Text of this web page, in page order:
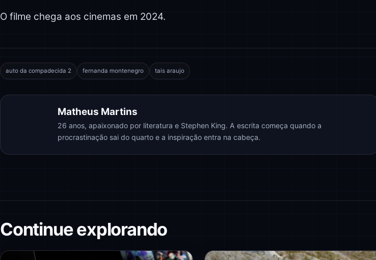
O filme chega aos cinemas em 2024.
auto da compadecida 2 fernanda montenegro tais araujo
Matheus Martins
26 anos, apaixonado por literatura e Stephen King. A escrita começa quando a
procrastinação sai do quarto e a inspiração entra na cabeça.
Continue explorando